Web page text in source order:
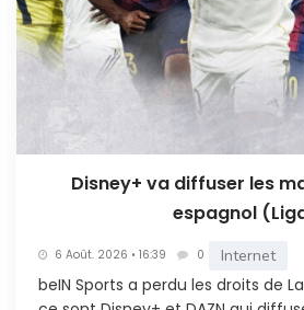
Disney+ va diffuser les
espagnol
6 Août. 2026 • 16:39 0 Internet
beIN Sports a perdu les droits de